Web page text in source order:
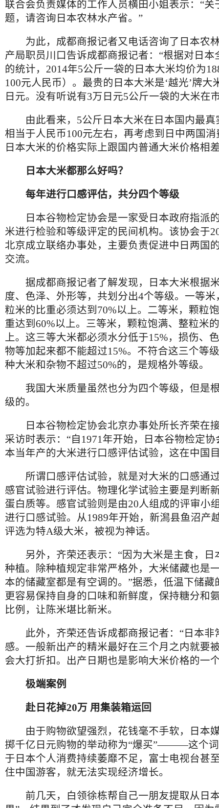
联合会负责媒体的工作人员横田小姐表示：“关
题，请咨询日本农林水产省。”
为此，成都商报记者又电话咨询了日本农
产局职员川口告诉成都商报记者：“根据对日本
的统计，2014年5公斤一袋的日本大米均价为
100元人民币）。最贵的日本大米是‘越光’牌大
日元。没有听说有3万日元5公斤一袋的大米在
由此看来，5公斤日本大米在日本国内最真
相当于人民币100元左右，再考虑到日中两国
日本大米的价格实际上跟国内普通大米价格相
日本大米都那么好吗？
每年进行口感评估，共分四个等级
日本谷物检定协会是一家受日本政府指派
米进行检验和等级评定的民间机构。该协会于
北京成立联络办事处，主要负责促进中日两国
交流。
据成都商报记者了解发现，日本大米根据
度、色泽、外形等，共划分出4个等级。一等
粒米的比重必须达到70%以上。二等米，颗粒
重达到60%以上。三等米，颗粒饱满、整粒米
上。这三等大米都必须水分低于15%，损伤、
物等加起来都不能超过15%。不符合这三个等
种大米和杂物不超过50%的，是规格外等级。
我国大米质量虽然也分为四个等级，但是
级的。
日本谷物检定协会北京办事处所长齐荣在
采访时表示：“自1971年开始，日本谷物检定
本当年产的大米进行口感评估试验，这在中国
所谓口感评估试验，就是对大米的口感通
感官试验进行评估。物理化学试验主要是判断
蛋白质等。感官试验则是由20人组成的评审小
进行口感试验。从1989年开始，新澙县鱼沼产
评选为特A级大米，被视为神话。
另外，齐荣还表示：“因为大米是主食，日
种植。除种植规定非常严格外，大米储藏也是
本的储藏室都是有空调的。”据悉，低温下储藏
更容易保持自身的口味和新鲜度，保持糖分和
比例，让陈米堪比新米。
此外，齐荣还告诉成都商报记者：“日本非
感。一般新出产的精米最好在三个月之内就要
会大打折扣。出产日期也是影响大米价格的一
极端案例
赴日花掉20万 用集装箱运回
由于购物欲望强烈，花钱毫不手软，日本
掷千亿日元购物的举动称为“爆买”———这个
于日本个人消费持续萎靡不足，富士电视台甚
住中国游客，就无法实现经济增长。
前几天，白领徐栋帮自己一朋友提取从日